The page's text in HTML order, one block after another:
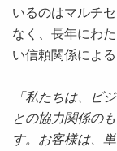
いるのはマルチ
なく、長年にわ
い信頼関係によ
「私たちは、ビ
との協力関係の
す。お客様は、